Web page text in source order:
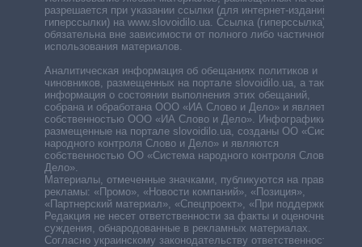
разрешается при указании ссылки (для интернет-изданий —
гиперссылки) на www.slovoidilo.ua. Ссылка (гиперссылка)
обязательна вне зависимости от полного либо частичного
использования материалов.
Аналитическая информация об обещаниях политиков и
чиновников, размещенных на портале slovoidilo.ua, а также
информация о состоянии выполнения этих обещаний,
собрана и обработана ООО «ИА Слово и Дело» и является
собственностью ООО «ИА Слово и Дело». Инфографики,
размещенные на портале slovoidilo.ua, созданы ОО «Система
народного контроля Слово и Дело» и являются
собственностью ОО «Система народного контроля Слово и
Дело».
Материалы, отмеченные значками, публикуются на правах
рекламы: «Промо», «Новости компаний», «Позиция»,
«Партнерский материал», «Спецпроект», «При поддержке».
Редакция не несет ответственности за факты и оценочные
суждения, обнародованные в рекламных материалах.
Согласно украинскому законодательству ответственность за